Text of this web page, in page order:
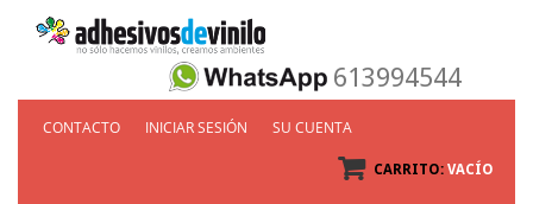
613994544
CONTACTO INICIAR SESIÓN SU CUENTA
CARRITO: VACÍO